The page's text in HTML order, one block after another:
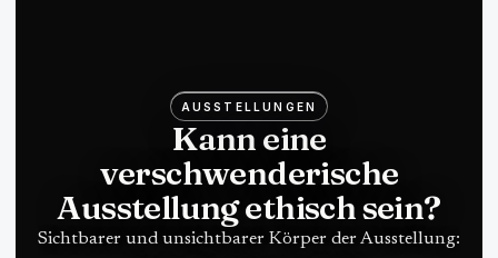
AUSSTELLUNGEN
Kann eine
verschwenderische
Ausstellung ethisch sein?
Sichtbarer und unsichtbarer Körper der Ausstellung: